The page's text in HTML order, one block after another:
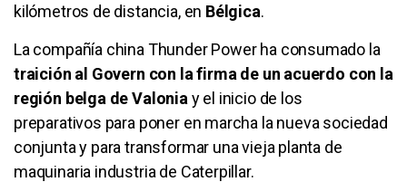
kilómetros de distancia, en Bélgica.
La compañía china Thunder Power ha consumado la
traición al Govern con la firma de un acuerdo con la
región belga de Valonia y el inicio de los
preparativos para poner en marcha la nueva sociedad
conjunta y para transformar una vieja planta de
maquinaria industria de Caterpillar.